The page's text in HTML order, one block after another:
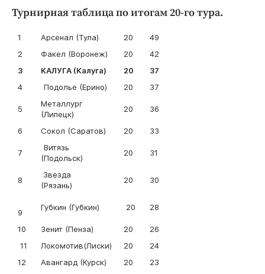
Турнирная таблица по итогам 20-го тура.
1 Арсенал (Тула) 20 49
2
Факел (Воронеж) 20
42
3
КАЛУГА (Калуга) 20 37
4
Подолье (Ерино) 20 37
5
Металлург
(Липецк)
20 36
6 Сокол (Саратов) 20 33
7
Витязь
(Подольск)
20 31
8
Звезда
(Рязань)
20 30
9
Губкин (Губкин) 20 28
10 Зенит (Пенза) 20 26
11
Локомотив(Лиски) 20 24
12
Авангард (Курск) 20 23